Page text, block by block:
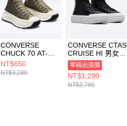
CONVERSE
CHUCK 70 AT-CX
HI CONVERSE
UTILITY 男女 厚底
增高 休閒鞋
NT$650
NT$3,280
CONVERSE CTAS
CRUISE HI 男女
休閒鞋 A06143C
零碼出清價
NT$1,290
NT$2,780